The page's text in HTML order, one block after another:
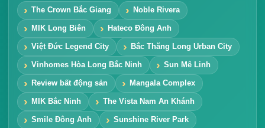
The Crown Bắc Giang Noble Rivera
MIK Long Biên Hateco Đông Anh
Việt Đức Legend City Bắc Thăng Long Urban City
Vinhomes Hòa Long Bắc Ninh Sun Mê Linh
Review bất động sản Mangala Complex
MIK Bắc Ninh The Vista Nam An Khánh
Smile Đông Anh Sunshine River Park